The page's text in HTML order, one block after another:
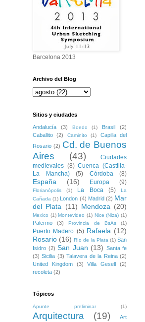
Barcelona 2013
Archivo del Blog
Sitios y ciudades
Andalucía (3) Boedo (1) Brasil
(2)
Caballito
(2) Caminito (1)
Capilla del
Rosario (2) Cd. de Buenos
Aires
(43)
Ciudades
medievales (8) Cuenca (Castilla-
La Mancha)
(5) Córdoba (8)
España (16) Europa (9)
Florianópolis (1) La Boca (5)
La
Cañada (1) London (4) Madrid (2) Mar
del Plata (11) Mendoza (20)
Mexico (1) Montevideo (1) Nice (Niza) (1)
Palermo (3) Provincia de BsAs (1)
Puerto Madero (5) Rafaela (12)
Rosario (16) Río de la Plata (1) San
Isidro (2) San Juan (13) Santa fe
(3) Sicilia (3) Talavera de la Reina (2)
United Kingdom
(3) Villa Gesell
(2)
recoleta (2)
Tópicos
Apunte preliminar (1)
Arquitectura (19)
Art